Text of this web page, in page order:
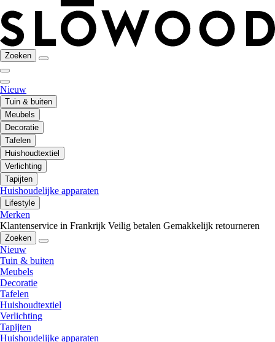
Zoeken
Nieuw
Tuin & buiten
Meubels
Decoratie
Tafelen
Huishoudtextiel
Verlichting
Tapijten
Huishoudelijke apparaten
Lifestyle
Merken
Klantenservice in Frankrijk Veilig betalen Gemakkelijk retourneren
Zoeken
Nieuw
Tuin & buiten
Meubels
Decoratie
Tafelen
Huishoudtextiel
Verlichting
Tapijten
Huishoudelijke apparaten